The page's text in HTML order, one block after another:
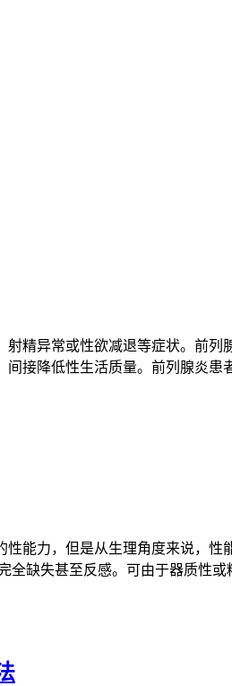
精异常或性欲减退等症状。前
接降低性生活质量。前列腺炎患
能力，但是从生理角度来说，
全缺失甚至反感。可由于器质性或